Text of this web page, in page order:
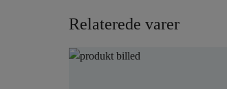
Relaterede varer